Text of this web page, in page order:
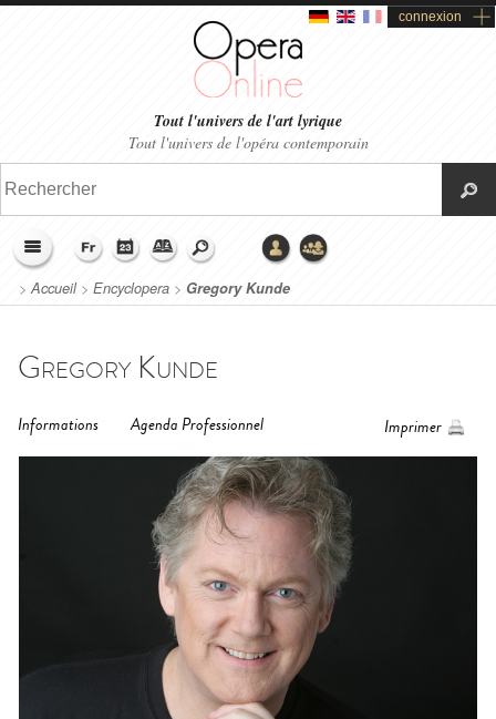
connexion
Tout l'univers de l'art lyrique
Tout l'univers de l'opéra contemporain
>Accueil> Encyclopera > Gregory Kunde
Gregory Kunde
Informations Agenda Professionnel Imprimer